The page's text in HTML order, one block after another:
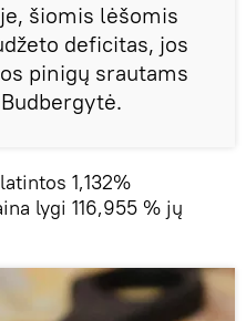
šiomis lėšomis
deficitas, jos
pinigų srautams
1,132%
lygi 116,955 % jų